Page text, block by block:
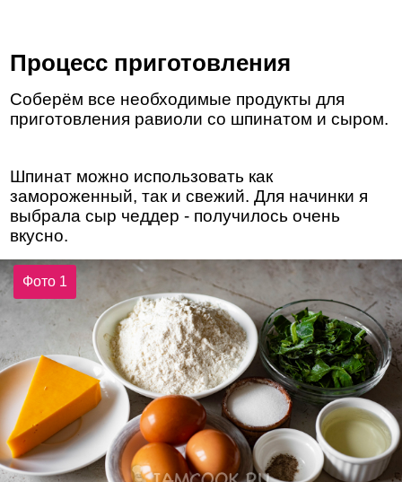
Процесс приготовления
Соберём все необходимые продукты для
приготовления равиоли со шпинатом и сыром.
Шпинат можно использовать как
замороженный, так и свежий. Для начинки я
выбрала сыр чеддер - получилось очень
вкусно.
Фото 1